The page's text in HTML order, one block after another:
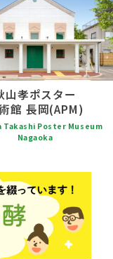
山孝ポスター
館 長岡(APM)
Takashi Poster Museum
Nagaoka